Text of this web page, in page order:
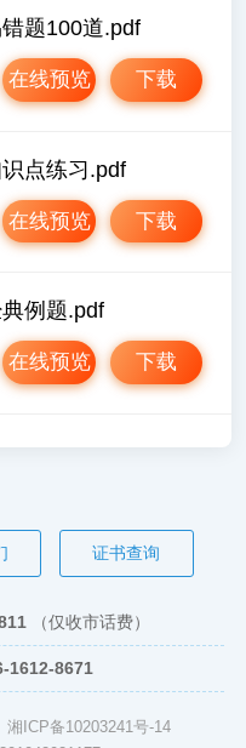
题100道.pdf
下载
在线预览
点练习.pdf
下载
在线预览
例题.pdf
下载
在线预览
证书查询
（仅收市话费）
1612-8671
湘ICP备10203241号-14